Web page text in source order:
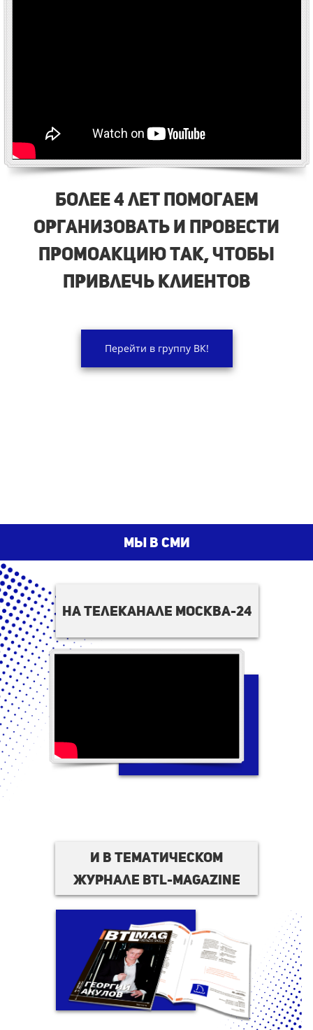
Более 4 лет помогаем
организовать и провести
промоакцию так, чтобы
привлечь клиентов
Перейти в группу ВК!
мы в сми
на телеканале москва-24
И в тематическом
журнале BTL-magazine